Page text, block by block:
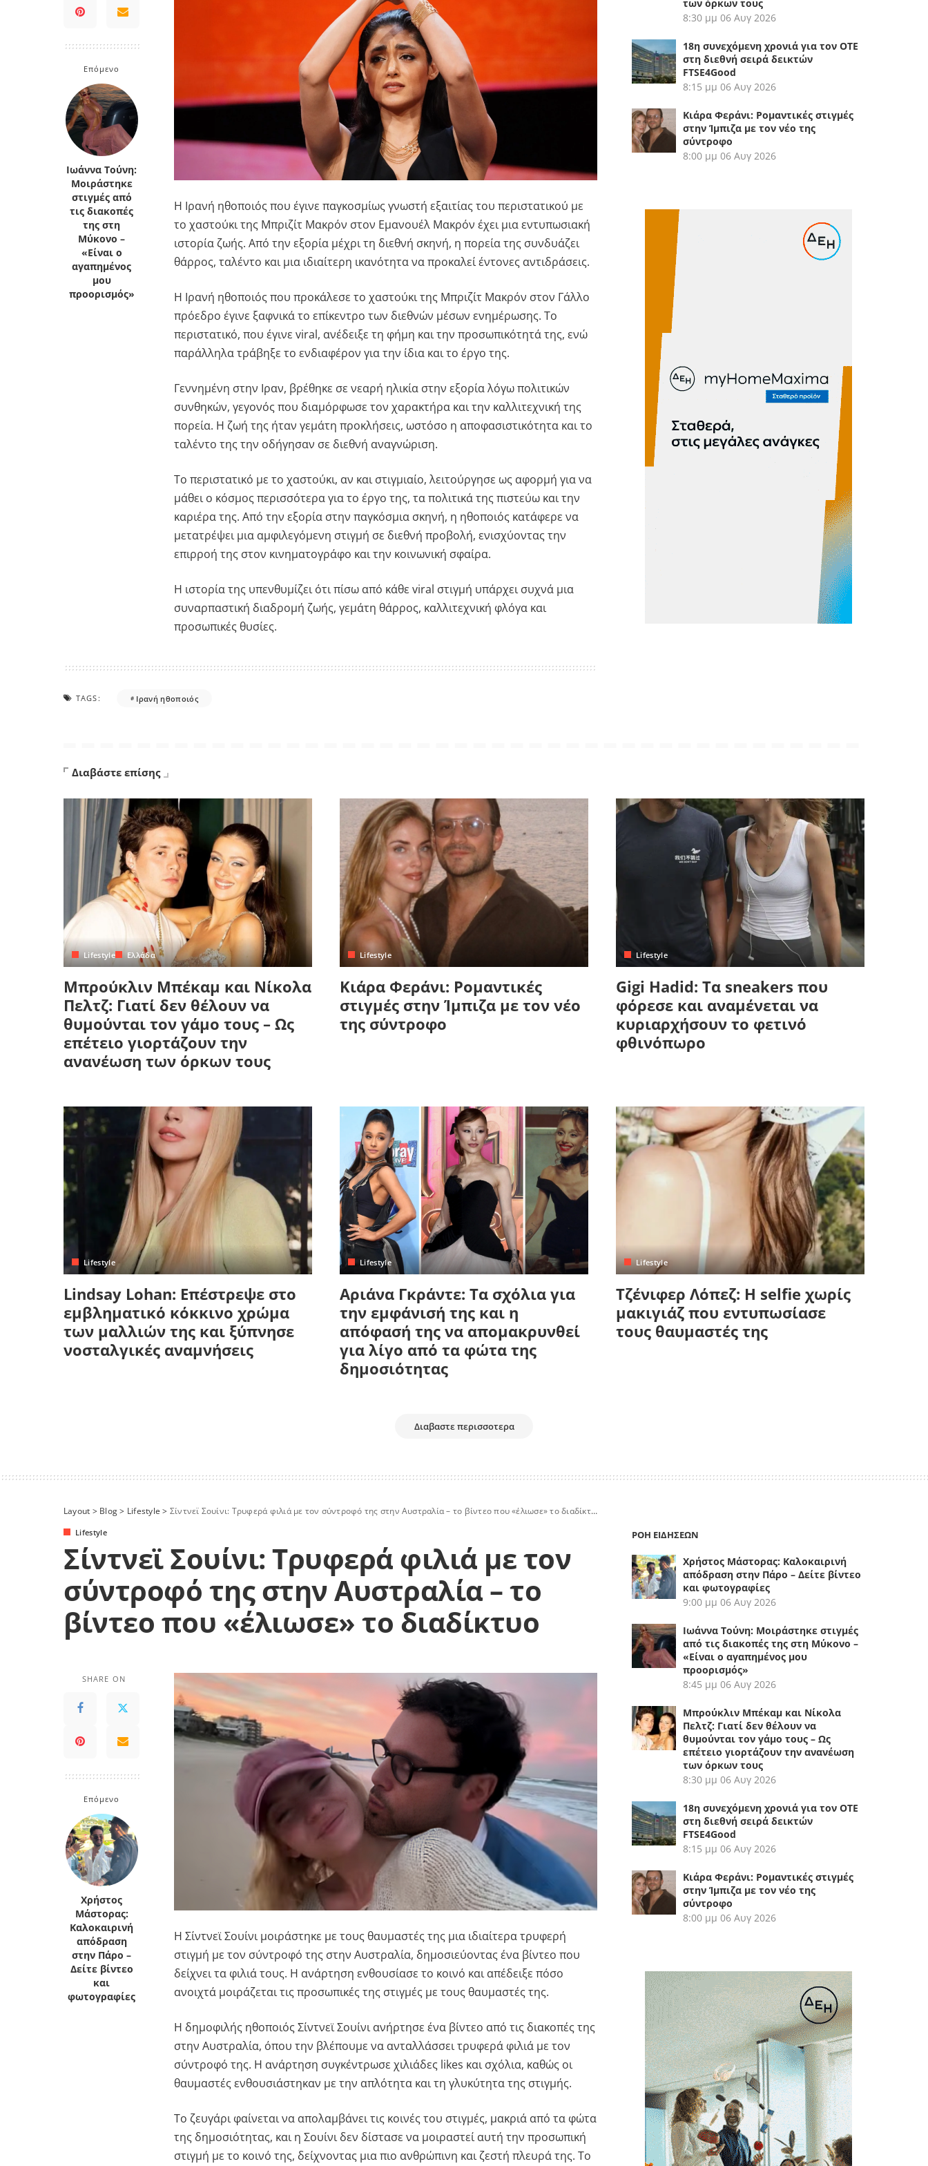
Κρήτη
Πελοπόννησος
Επόμενο
Ιωάννα Τούνη:
Μοιράστηκε
στιγμές από
τις διακοπές
της στη
Μύκονο –
«Είναι ο
αγαπημένος
μου
προορισμός»
Η Ιρανή ηθοποιός που έγινε παγκοσμίως γνωστή εξαιτίας του περιστατικού με
το χαστούκι της Μπριζίτ Μακρόν στον Εμανουέλ Μακρόν έχει μια εντυπωσιακή
ιστορία ζωής. Από την εξορία μέχρι τη διεθνή σκηνή, η πορεία της συνδυάζει
θάρρος, ταλέντο και μια ιδιαίτερη ικανότητα να προκαλεί έντονες αντιδράσεις.
Η Ιρανή ηθοποιός που προκάλεσε το χαστούκι της Μπριζίτ Μακρόν στον Γάλλο
πρόεδρο έγινε ξαφνικά το επίκεντρο των διεθνών μέσων ενημέρωσης. Το
περιστατικό, που έγινε viral, ανέδειξε τη φήμη και την προσωπικότητά της, ενώ
παράλληλα τράβηξε το ενδιαφέρον για την ίδια και το έργο της.
Γεννημένη στην Ιραν, βρέθηκε σε νεαρή ηλικία στην εξορία λόγω πολιτικών
συνθηκών, γεγονός που διαμόρφωσε τον χαρακτήρα και την καλλιτεχνική της
πορεία. Η ζωή της ήταν γεμάτη προκλήσεις, ωστόσο η αποφασιστικότητα και το
ταλέντο της την οδήγησαν σε διεθνή αναγνώριση.
Το περιστατικό με το χαστούκι, αν και στιγμιαίο, λειτούργησε ως αφορμή για να
μάθει ο κόσμος περισσότερα για το έργο της, τα πολιτικά της πιστεύω και την
καριέρα της. Από την εξορία στην παγκόσμια σκηνή, η ηθοποιός κατάφερε να
μετατρέψει μια αμφιλεγόμενη στιγμή σε διεθνή προβολή, ενισχύοντας την
επιρροή της στον κινηματογράφο και την κοινωνική σφαίρα.
Η ιστορία της υπενθυμίζει ότι πίσω από κάθε viral στιγμή υπάρχει συχνά μια
συναρπαστική διαδρομή ζωής, γεμάτη θάρρος, καλλιτεχνική φλόγα και
προσωπικές θυσίες.
TAGS: Ιρανή ηθοποιός
των όρκων τους
8:30 μμ 06 Αυγ 2026
18η συνεχόμενη χρονιά για τον ΟΤΕ
στη διεθνή σειρά δεικτών
FTSE4Good
8:15 μμ 06 Αυγ 2026
Κιάρα Φεράνι: Ρομαντικές στιγμές
στην Ίμπιζα με τον νέο της
σύντροφο
8:00 μμ 06 Αυγ 2026
Διαβάστε επίσης
Lifestyle Ελλάδα
Μπρούκλιν Μπέκαμ και Νίκολα
Πελτζ: Γιατί δεν θέλουν να
θυμούνται τον γάμο τους – Ως
επέτειο γιορτάζουν την
ανανέωση των όρκων τους
Lifestyle
Κιάρα Φεράνι: Ρομαντικές
στιγμές στην Ίμπιζα με τον νέο
της σύντροφο
Lifestyle
Gigi Hadid: Τα sneakers που
φόρεσε και αναμένεται να
κυριαρχήσουν το φετινό
φθινόπωρο
Lifestyle
Lindsay Lohan: Επέστρεψε στο
εμβληματικό κόκκινο χρώμα
των μαλλιών της και ξύπνησε
νοσταλγικές αναμνήσεις
Lifestyle
Αριάνα Γκράντε: Τα σχόλια για
την εμφάνισή της και η
απόφασή της να απομακρυνθεί
για λίγο από τα φώτα της
δημοσιότητας
Lifestyle
Τζένιφερ Λόπεζ: Η selfie χωρίς
μακιγιάζ που εντυπωσίασε
τους θαυμαστές της
Διαβαστε περισσοτερα
Layout > Blog> Lifestyle > Σίντνεϊ Σουίνι: Τρυφερά φιλιά με τον σύντροφό της στην Αυστραλία – το βίντεο που «έλιωσε» το διαδίκτυο
Lifestyle
Σίντνεϊ Σουίνι: Τρυφερά φιλιά με τον
σύντροφό της στην Αυστραλία – το
βίντεο που «έλιωσε» το διαδίκτυο
SHARE ON
Επόμενο
Χρήστος
Μάστορας:
Καλοκαιρινή
απόδραση
στην Πάρο –
Δείτε βίντεο
και
φωτογραφίες
Η Σίντνεϊ Σουίνι μοιράστηκε με τους θαυμαστές της μια ιδιαίτερα τρυφερή
στιγμή με τον σύντροφό της στην Αυστραλία, δημοσιεύοντας ένα βίντεο που
δείχνει τα φιλιά τους. Η ανάρτηση ενθουσίασε το κοινό και απέδειξε πόσο
ανοιχτά μοιράζεται τις προσωπικές της στιγμές με τους θαυμαστές της.
Η δημοφιλής ηθοποιός Σίντνεϊ Σουίνι ανήρτησε ένα βίντεο από τις διακοπές της
στην Αυστραλία, όπου την βλέπουμε να ανταλλάσσει τρυφερά φιλιά με τον
σύντροφό της. Η ανάρτηση συγκέντρωσε χιλιάδες likes και σχόλια, καθώς οι
θαυμαστές ενθουσιάστηκαν με την απλότητα και τη γλυκύτητα της στιγμής.
Το ζευγάρι φαίνεται να απολαμβάνει τις κοινές του στιγμές, μακριά από τα φώτα
της δημοσιότητας, και η Σουίνι δεν δίστασε να μοιραστεί αυτή την προσωπική
στιγμή με το κοινό της, δείχνοντας μια πιο ανθρώπινη και ζεστή πλευρά της. Το
ΡΟΗ ΕΙΔΗΣΕΩΝ
Χρήστος Μάστορας: Καλοκαιρινή
απόδραση στην Πάρο – Δείτε βίντεο
και φωτογραφίες
9:00 μμ 06 Αυγ 2026
Ιωάννα Τούνη: Μοιράστηκε στιγμές
από τις διακοπές της στη Μύκονο –
«Είναι ο αγαπημένος μου
προορισμός»
8:45 μμ 06 Αυγ 2026
Μπρούκλιν Μπέκαμ και Νίκολα
Πελτζ: Γιατί δεν θέλουν να
θυμούνται τον γάμο τους – Ως
επέτειο γιορτάζουν την ανανέωση
των όρκων τους
8:30 μμ 06 Αυγ 2026
18η συνεχόμενη χρονιά για τον ΟΤΕ
στη διεθνή σειρά δεικτών
FTSE4Good
8:15 μμ 06 Αυγ 2026
Κιάρα Φεράνι: Ρομαντικές στιγμές
στην Ίμπιζα με τον νέο της
σύντροφο
8:00 μμ 06 Αυγ 2026